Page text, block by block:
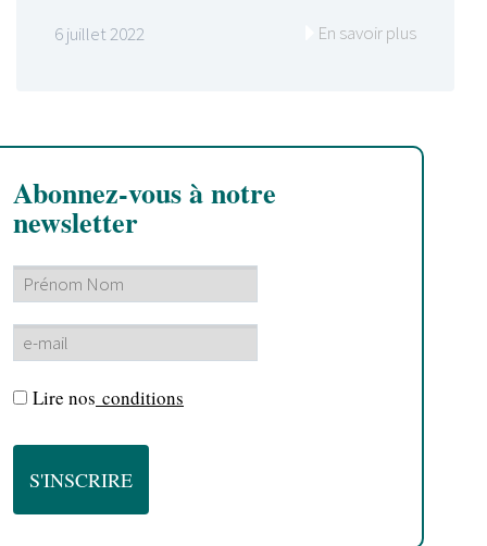
6 juillet 2022 En savoir plus
Abonnez-vous à notre
newsletter
Lire nos conditions